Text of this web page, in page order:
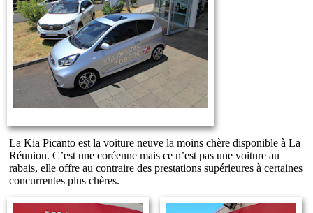
La Kia Picanto est la voiture neuve la moins chère disponible à La
Réunion. C’est une coréenne mais ce n’est pas une voiture au
rabais, elle offre au contraire des prestations supérieures à certaines
concurrentes plus chères.